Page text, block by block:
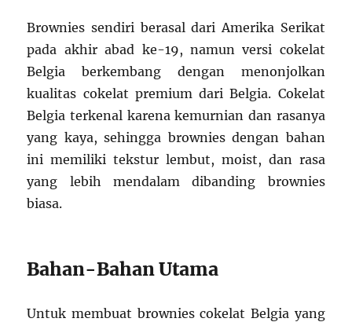
Brownies sendiri berasal dari Amerika Serikat
pada akhir abad ke-19, namun versi cokelat
Belgia berkembang dengan menonjolkan
kualitas cokelat premium dari Belgia. Cokelat
Belgia terkenal karena kemurnian dan rasanya
yang kaya, sehingga brownies dengan bahan
ini memiliki tekstur lembut, moist, dan rasa
yang lebih mendalam dibanding brownies
biasa.
Bahan-Bahan Utama
Untuk membuat brownies cokelat Belgia yang